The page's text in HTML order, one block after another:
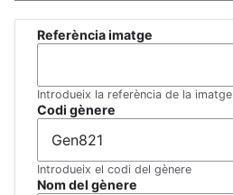
Referència imatge
Introdueix la referència de la imatge
Codi gènere
Introdueix el codi del gènere
Nom del gènere